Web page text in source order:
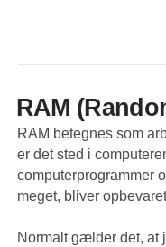
RAM
RAM betegnes som
er det sted i
computerprogrammer
meget, bliver
Normalt gælder det, at